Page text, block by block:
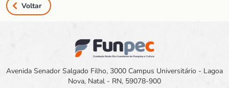
Voltar
Avenida Senador Salgado Filho, 3000 Campus Universitário - Lagoa
Nova, Natal - RN, 59078-900